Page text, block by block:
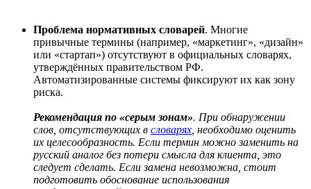
Проблема нормативных словарей. Многие
привычные термины (например, «маркетинг», «дизайн»
или «стартап») отсутствуют в официальных словарях,
утверждённых правительством РФ.
Автоматизированные системы фиксируют их как зону
риска.
Рекомендация по «серым зонам». При обнаружении
слов, отсутствующих в словарях , необходимо оценить
их целесообразность. Если термин можно заменить на
русский аналог без потери смысла для клиента, это
следует сделать. Если замена невозможна, стоит
подготовить обоснование использования